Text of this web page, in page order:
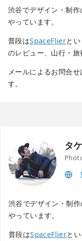
渋谷でデザイン・制
やっています。
普段はSpaceFlierと
のレビュー、山行・旅
メールによるお問合せ
す。
タ
渋谷でデザイン・制
やっています。
普段はSpaceFlierと